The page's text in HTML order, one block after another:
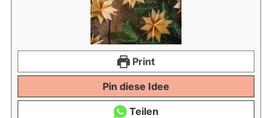
Print
Pin diese Idee
Teilen